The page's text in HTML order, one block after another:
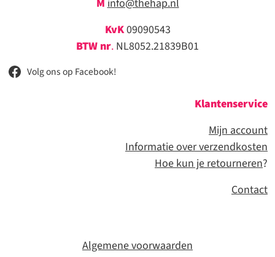
M info@thehap.nl
KvK09090543
BTW nr. NL8052.21839B01
Volg ons op Facebook!
Klantenservice
Mijn account
Informatie over verzendkosten
Hoe kun je retourneren?
Contact
Algemene voorwaarden